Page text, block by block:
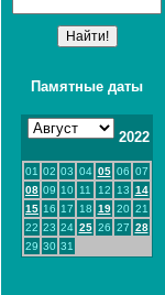
Памятные даты
2022
01 02 03 04 05 06 07
08 09 10 11 12 13 14
15 16 17 18 19 20 21
22 23 24 25 26 27 28
29 30 31